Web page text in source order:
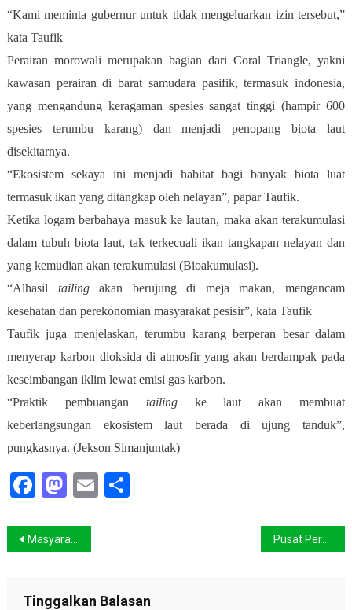
“Kami meminta gubernur untuk tidak mengeluarkan izin tersebut,”
kata Taufik
Perairan morowali merupakan bagian dari Coral Triangle, yakni
kawasan perairan di barat samudara pasifik, termasuk indonesia,
yang mengandung keragaman spesies sangat tinggi (hampir 600
spesies terumbu karang) dan menjadi penopang biota laut
disekitarnya.
“Ekosistem sekaya ini menjadi habitat bagi banyak biota luat
termasuk ikan yang ditangkap oleh nelayan”, papar Taufik.
Ketika logam berbahaya masuk ke lautan, maka akan terakumulasi
dalam tubuh biota laut, tak terkecuali ikan tangkapan nelayan dan
yang kemudian akan terakumulasi (Bioakumulasi).
“Alhasil tailingakan berujung di meja makan, mengancam
kesehatan dan perekonomian masyarakat pesisir”, kata Taufik
Taufik juga menjelaskan, terumbu karang berperan besar dalam
menyerap karbon dioksida di atmosfir yang akan berdampak pada
keseimbangan iklim lewat emisi gas karbon.
“Praktik pembuangan tailingke laut akan membuat
keberlangsungan ekosistem laut berada di ujung tanduk”,
pungkasnya. (Jekson Simanjuntak)
Facebook
Mastodon
EmailShare
Navigasi
Masyarakat Sipil Tuntut KPK Usut Dugaan Korupsi Korindo Group dan Meminta BNI Hentikan Pendanaan Korindo Pusat Perbelanjaan Terapkan Penggunaan Kantong Belanja Ramah Lingkungan
Tinggalkan Balasan